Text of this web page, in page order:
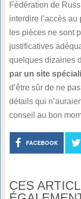
Fédération de
interdire l’accès
les pièces ne sont
justificatives
quelques dizaines
par un site
d’être sûr de ne
détails qui
conseil au bon
FACEBOOK
CES